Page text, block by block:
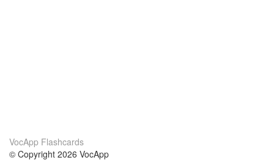
VocApp Flashcards
© Copyright 2026 VocApp